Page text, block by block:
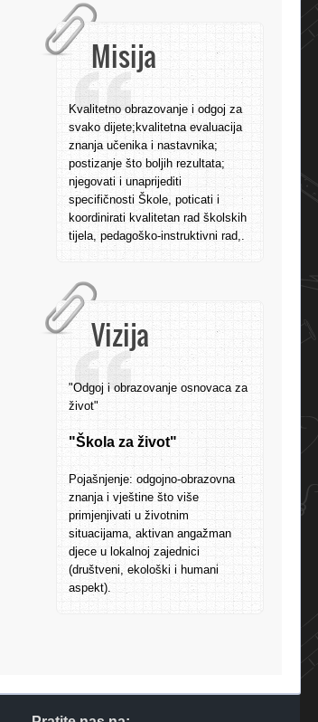
Misija
Kvalitetno obrazovanje i odgoj za
svako dijete;kvalitetna evaluacija
znanja učenika i nastavnika;
postizanje što boljih rezultata;
njegovati i unaprijediti
specifičnosti Škole, poticati i
koordinirati kvalitetan rad školskih
tijela, pedagoško-instruktivni rad,.
Vizija
"Odgoj i obrazovanje osnovaca za
život"
"Škola za život"
Pojašnjenje: odgojno-obrazovna
znanja i vještine što više
primjenjivati u životnim
situacijama, aktivan angažman
djece u lokalnoj zajednici
(društveni, ekološki i humani
aspekt).